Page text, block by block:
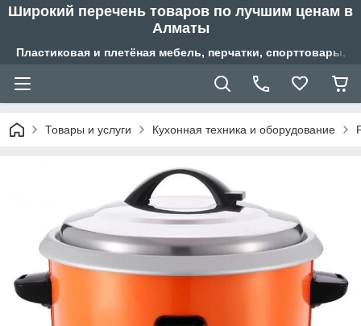
Широкий перечень товаров по лучшим ценам в
Алматы
Пластиковая и плетёная мебель, перчатки,
Товары и услуги Кухонная техника и оборудование